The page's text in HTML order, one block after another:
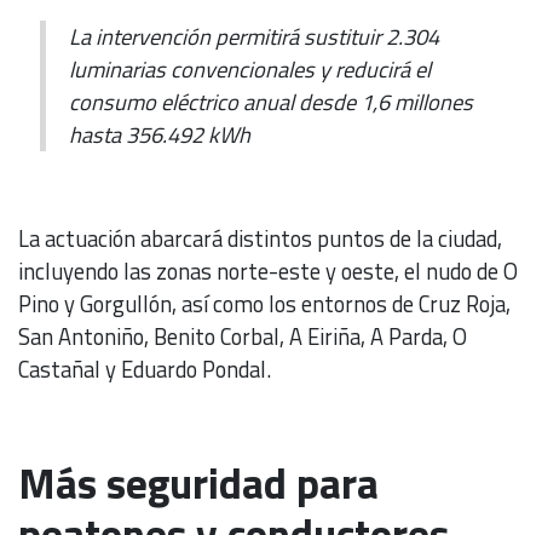
La intervención permitirá sustituir 2.304
luminarias convencionales y reducirá el
consumo eléctrico anual desde 1,6 millones
hasta 356.492 kWh
La actuación abarcará distintos puntos de la ciudad,
incluyendo las zonas norte-este y oeste, el nudo de O
Pino y Gorgullón, así como los entornos de Cruz Roja,
San Antoniño, Benito Corbal, A Eiriña, A Parda, O
Castañal y Eduardo Pondal.
Más seguridad para